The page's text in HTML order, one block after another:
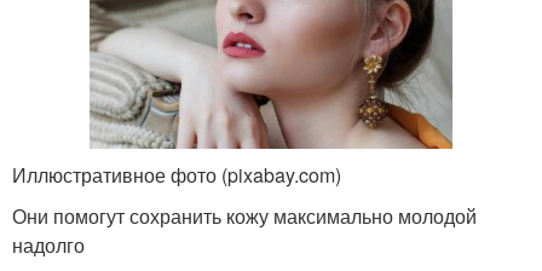
Иллюстративное фото (pixabay.com)
Они помогут сохранить кожу максимально молодой
надолго